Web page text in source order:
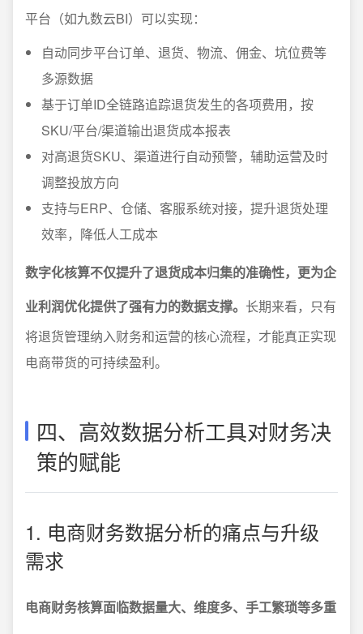
平台（如九数云BI）可以实现：
自动同步平台订单、退货、物流、佣金、坑位费等
多源数据
基于订单ID全链路追踪退货发生的各项费用，按
SKU/平台/渠道输出退货成本报表
对高退货SKU、渠道进行自动预警，辅助运营及时
调整投放方向
支持与ERP、仓储、客服系统对接，提升退货处理
效率，降低人工成本
数字化核算不仅提升了退货成本归集的准确性，更为企
业利润优化提供了强有力的数据支撑。 长期来看，只有
将退货管理纳入财务和运营的核心流程，才能真正实现
电商带货的可持续盈利。
四、高效数据分析工具对财务决
策的赋能
1. 电商财务数据分析的痛点与升级
需求
电商财务核算面临数据量大、维度多、手工繁琐等多重